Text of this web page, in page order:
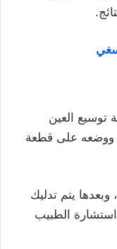
توسيع العين
ووضعه على قطعة
وبعدها يتم تدليك
الطبيب